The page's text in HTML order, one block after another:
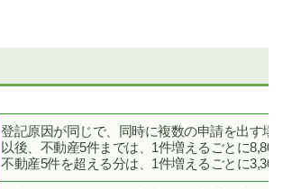
登記原因が同じで、同時に複数の申請を出す
以後、不動産5件までは、1件増えるごとに
不動産5件を超える分は、1件増えるごとに